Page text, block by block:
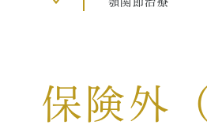
特殊義歯とは
保険外